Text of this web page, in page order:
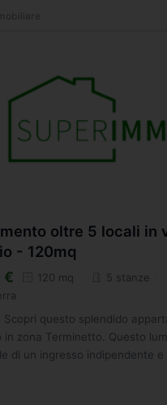
oltre 5 locali in
- 120mq
€ 120 mq 5 stanze
Scopri questo splendido
in zona Terminetto. Questo
di un ingresso indipendente e